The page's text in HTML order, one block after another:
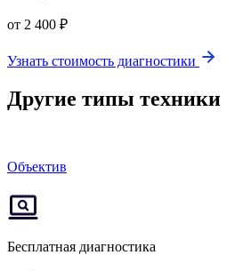
от 2 400 ₽
Узнать стоимость диагностики
Другие типы техники
Объектив
Бесплатная диагностика